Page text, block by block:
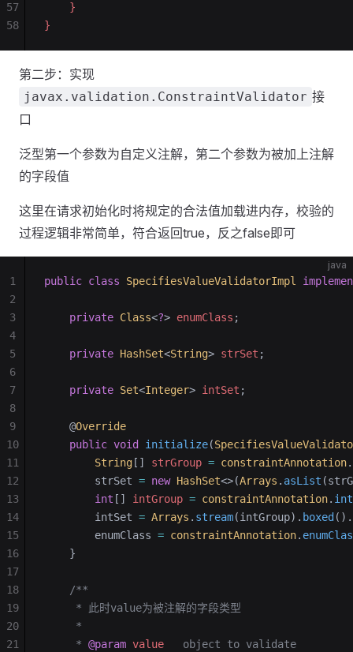
    }
}
57
58
第二步：实现
javax.validation.ConstraintValidator 接
口
泛型第一个参数为自定义注解，第二个参数为被加上注解
的字段值
这里在请求初始化时将规定的合法值加载进内存，校验的
过程逻辑非常简单，符合返回true，反之false即可
java
public class SpecifiesValueValidatorImpl
    private
Class<?> enumClass ;
    private
HashSet<String> strSet ;
    private
Set<Integer> intSet ;
    @
Override
    public
void initialize(
        String
[] strGroup = constraintAnnotation.
        strSet
= new HashSet<>(Arrays . asList
        int
[] intGroup = constraintAnnotation.
        intSet
= Arrays . stream(intGroup). boxed ().
        enumClass
= constraintAnnotation.
    }
    /**
     * 此时value为被注解的字段类型
     *
     *
@param value
   object to validate
1
2
3
4
5
6
7
8
9
10
11
12
13
14
15
16
17
18
19
20
21